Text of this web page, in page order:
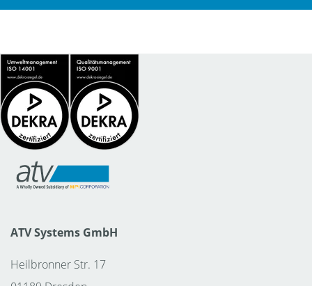
ATV Systems GmbH
Heilbronner Str. 17